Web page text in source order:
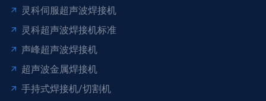
灵科伺服超声波焊接机
灵科超声波焊接机标准
声峰超声波焊接机
超声波金属焊接机
手持式焊接机/切割机